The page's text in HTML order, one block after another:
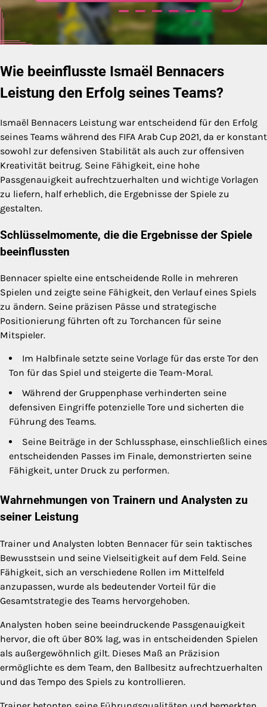
Wie beeinflusste Ismaël Bennacers
Leistung den Erfolg seines Teams?
Ismaël Bennacers Leistung war entscheidend für den Erfolg
seines Teams während des FIFA Arab Cup 2021, da er konstant
sowohl zur defensiven Stabilität als auch zur offensiven
Kreativität beitrug. Seine Fähigkeit, eine hohe
Passgenauigkeit aufrechtzuerhalten und wichtige Vorlagen
zu liefern, half erheblich, die Ergebnisse der Spiele zu
gestalten.
Schlüsselmomente, die die Ergebnisse der Spiele
beeinflussten
Bennacer spielte eine entscheidende Rolle in mehreren
Spielen und zeigte seine Fähigkeit, den Verlauf eines Spiels
zu ändern. Seine präzisen Pässe und strategische
Positionierung führten oft zu Torchancen für seine
Mitspieler.
Im Halbfinale setzte seine Vorlage für das erste Tor den
Ton für das Spiel und steigerte die Team-Moral.
Während der Gruppenphase verhinderten seine
defensiven Eingriffe potenzielle Tore und sicherten die
Führung des Teams.
Seine Beiträge in der Schlussphase, einschließlich eines
entscheidenden Passes im Finale, demonstrierten seine
Fähigkeit, unter Druck zu performen.
Wahrnehmungen von Trainern und Analysten zu
seiner Leistung
Trainer und Analysten lobten Bennacer für sein taktisches
Bewusstsein und seine Vielseitigkeit auf dem Feld. Seine
Fähigkeit, sich an verschiedene Rollen im Mittelfeld
anzupassen, wurde als bedeutender Vorteil für die
Gesamtstrategie des Teams hervorgehoben.
Analysten hoben seine beeindruckende Passgenauigkeit
hervor, die oft über 80% lag, was in entscheidenden Spielen
als außergewöhnlich gilt. Dieses Maß an Präzision
ermöglichte es dem Team, den Ballbesitz aufrechtzuerhalten
und das Tempo des Spiels zu kontrollieren.